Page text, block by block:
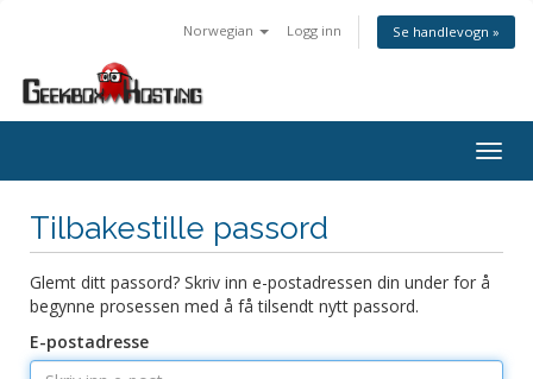
Norwegian Logg inn Se handlevogn »
Bytt
Tilbakestille passord
Glemt ditt passord? Skriv inn e-postadressen din under for å
begynne prosessen med å få tilsendt nytt passord.
E-postadresse